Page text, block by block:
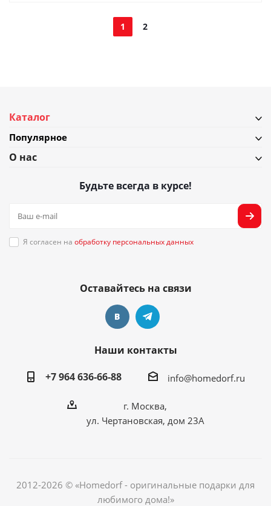
1 2
Каталог
Популярное
О нас
Будьте всегда в курсе!
Я согласен на обработку персональных данных
Оставайтесь на связи
Наши контакты
+7 964 636-66-88
info@homedorf.ru
г. Москва,
ул. Чертановская, дом 23А
2012-2026 © «Homedorf - оригинальные подарки для
любимого дома!»